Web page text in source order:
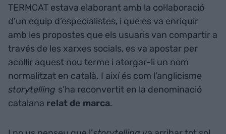
TERMCAT estava elaborant amb la col·laboració
d’un equip d’especialistes, i que es va enriquir
amb les propostes que els usuaris van compartir a
través de les xarxes socials, es va apostar per
acollir aquest nou terme i atorgar-li un nom
normalitzat en català. I així és com l’anglicisme
storytelling s’ha reconvertit en la denominació
catalana relat de marca.